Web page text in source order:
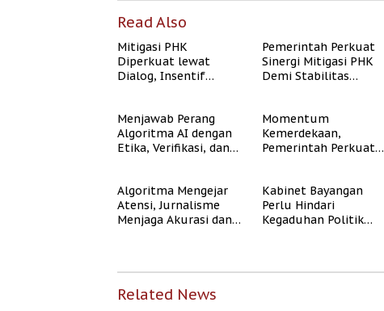
Read Also
Mitigasi PHK
Diperkuat lewat
Dialog, Insentif
Kerja
Pemerintah Perkuat
Sinergi Mitigasi PHK
Demi Stabilitas
Menjawab Perang
Algoritma AI dengan
Etika, Verifikasi, dan
Momentum
Kemerdekaan,
Pemerintah Perkuat
Masyarakat
Berpenghasilan
Rendah
Algoritma Mengejar
Atensi, Jurnalisme
Menjaga Akurasi dan
Kabinet Bayangan
Perlu Hindari
Kegaduhan Politik
Related News